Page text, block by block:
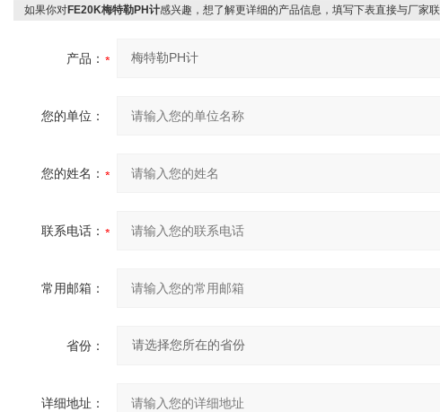
如果你对FE20K梅特勒PH计感兴趣，想了解更详细的产品信息，填写下表直接与厂家
产品：
您的单位：
您的姓名：
联系电话：
常用邮箱：
省份：
详细地址：